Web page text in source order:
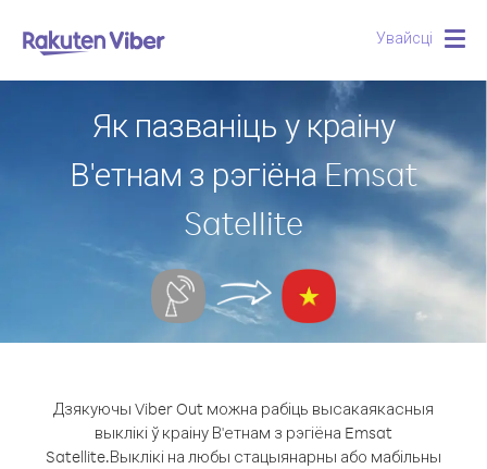
Увайсці
Як пазваніць у краіну
В'етнам з рэгіёна Emsat
Satellite
Дзякуючы Viber Out можна рабіць высакаякасныя
выклікі ў краіну В'етнам з рэгіёна Emsat
Satellite.Выклікі на любы стацыянарны або мабільны